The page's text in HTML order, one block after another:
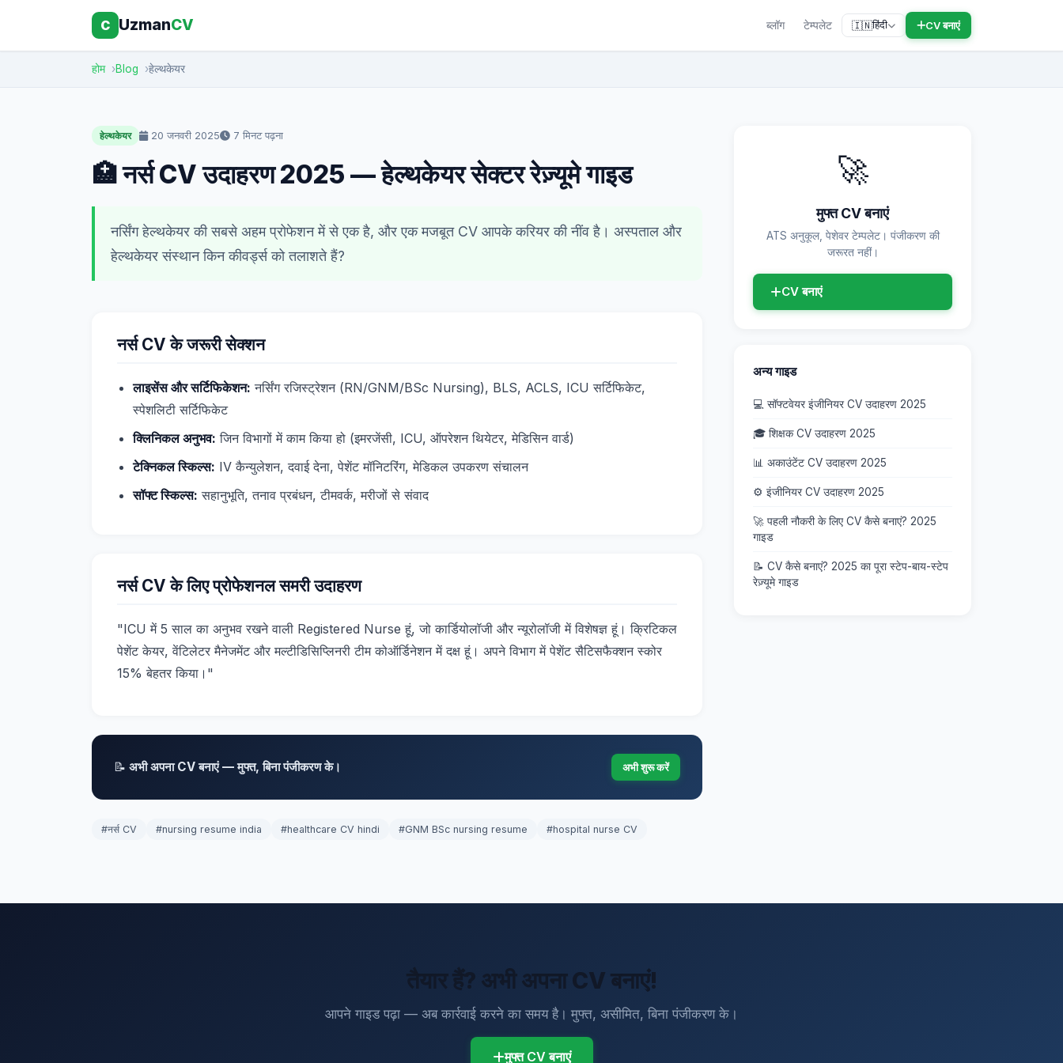
C UzmanCV ब्लॉग टेम्पलेट 🇮🇳हिंदी CV बनाएं
होम Blog हेल्थकेयर
हेल्थकेयर 20 जनवरी 2025 7 मिनट पढ़ना
🏥 नर्स CV उदाहरण 2025 — हेल्थकेयर सेक्टर रेज़्यूमे गाइड
नर्सिंग हेल्थकेयर की सबसे अहम प्रोफेशन में से एक है, और एक मजबूत CV आपके करियर की नींव है। अस्पताल और
हेल्थकेयर संस्थान किन कीवर्ड्स को तलाशते हैं?
नर्स CV के जरूरी सेक्शन
लाइसेंस और सर्टिफिकेशन: नर्सिंग रजिस्ट्रेशन (RN/GNM/BSc Nursing), BLS, ACLS, ICU सर्टिफिकेट,
स्पेशलिटी सर्टिफिकेट
क्लिनिकल अनुभव: जिन विभागों में काम किया हो (इमरजेंसी, ICU, ऑपरेशन थियेटर, मेडिसिन वार्ड)
टेक्निकल स्किल्स: IV कैन्युलेशन, दवाई देना, पेशेंट मॉनिटरिंग, मेडिकल उपकरण संचालन
सॉफ्ट स्किल्स: सहानुभूति, तनाव प्रबंधन, टीमवर्क, मरीजों से संवाद
नर्स CV के लिए प्रोफेशनल समरी उदाहरण
"ICU में 5 साल का अनुभव रखने वाली Registered Nurse हूं, जो कार्डियोलॉजी और न्यूरोलॉजी में विशेषज्ञ हूं। क्रिटिकल
पेशेंट केयर, वेंटिलेटर मैनेजमेंट और मल्टीडिसिप्लिनरी टीम कोऑर्डिनेशन में दक्ष हूं। अपने विभाग में पेशेंट सैटिसफैक्शन स्कोर
15% बेहतर किया।"
📝 अभी अपना CV बनाएं — मुफ्त, बिना पंजीकरण के। अभी शुरू करें
#नर्स CV #nursing resume india #healthcare CV hindi #GNM BSc nursing resume #hospital nurse CV
🚀
मुफ्त CV बनाएं
ATS अनुकूल, पेशेवर टेम्पलेट। पंजीकरण की
जरूरत नहीं।
CV बनाएं
अन्य गाइड
💻 सॉफ्टवेयर इंजीनियर CV उदाहरण 2025
🎓 शिक्षक CV उदाहरण 2025
📊 अकाउंटेंट CV उदाहरण 2025
⚙️ इंजीनियर CV उदाहरण 2025
🚀 पहली नौकरी के लिए CV कैसे बनाएं? 2025
गाइड
📝 CV कैसे बनाएं? 2025 का पूरा स्टेप-बाय-स्टेप
रेज़्यूमे गाइड
तैयार हैं? अभी अपना CV बनाएं!
आपने गाइड पढ़ा — अब कार्रवाई करने का समय है। मुफ्त, असीमित, बिना पंजीकरण के।
मुफ्त CV बनाएं